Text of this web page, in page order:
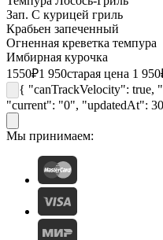
Зап. С курицей гриль
Крабьен запеченный
Огненная креветка темпура
Имбирная курочка
1550₽1 950старая цена 1 950
{ "canTrackVelocity": true,
"current": "0", "updatedAt":
Мы принимаем: